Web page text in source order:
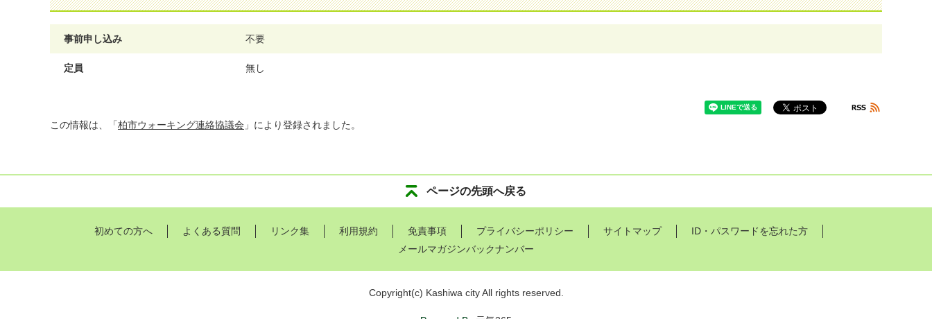
事前申し込み 不要
定員 無し
この情報は、「柏市ウォーキング連絡協議会 」により登録されました。
ページの先頭へ戻る
初めての方へ よくある質問 リンク集 利用規約 免責事項 プライバシーポリシー サイトマップ
ID・パスワードを忘れた方
メールマガジンバックナンバー
Copyright(c) Kashiwa city All rights reserved.